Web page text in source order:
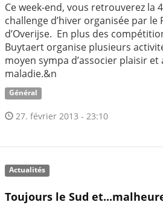
Ce week-end, vous retrouverez la
challenge d’hiver organisée par le
d’Overijse. En plus des
Buytaert organise plusieurs
moyen sympa d’associer plaisir
maladie.&n
Général
27. février 2013 - 23:10
Actualités
Toujours le Sud